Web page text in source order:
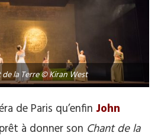
de la Terre © Kiran West
de Paris qu’enfin John
à donner son Chant de la